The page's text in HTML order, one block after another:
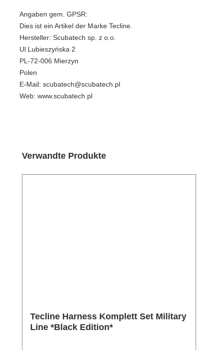
Angaben gem. GPSR:
Dies ist ein Artikel der Marke Tecline.
Hersteller: Scubatech sp. z o.o.
Ul Lubieszyńska 2
PL-72-006 Mierzyn
Polen
E-Mail: scubatech@scubatech.pl
Web: www.scubatech.pl
Produktgalerie überspringen
Verwandte Produkte
Tecline Harness Komplett Set Military
Line *Black Edition*